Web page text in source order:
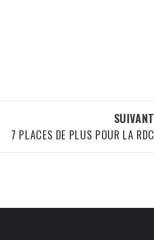
SUIVANT
7 PLACES DE PLUS POUR LA RDC